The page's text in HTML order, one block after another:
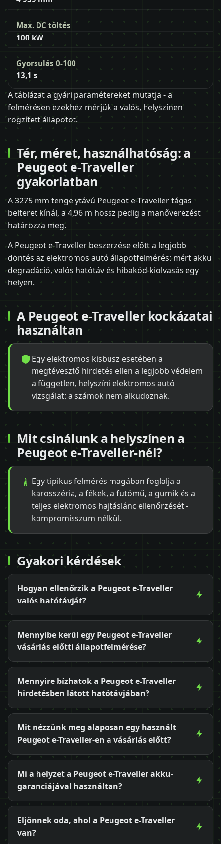
Max. DC töltés
100 kW
Gyorsulás 0-100
13,1 s
A táblázat a gyári paramétereket mutatja - a
felmérésen ezekhez mérjük a valós, helyszínen
rögzített állapotot.
Tér, méret, használhatóság: a
Peugeot e-Traveller
gyakorlatban
A 3275 mm tengelytávú Peugeot e-Traveller tágas
belteret kínál, a 4,96 m hossz pedig a manőverezést
határozza meg.
A Peugeot e-Traveller beszerzése előtt a legjobb
döntés az elektromos autó állapotfelmérés: mért akku
degradáció, valós hatótáv és hibakód-kiolvasás egy
helyen.
A Peugeot e-Traveller kockázatai
használtan
Egy elektromos kisbusz esetében a
megtévesztő hirdetés ellen a legjobb védelem
a független, helyszíni elektromos autó
vizsgálat: a számok nem alkudoznak.
Mit csinálunk a helyszínen a
Peugeot e-Traveller-nél?
Egy tipikus felmérés magában foglalja a
karosszéria, a fékek, a futómű, a gumik és a
teljes elektromos hajtáslánc ellenőrzését -
kompromisszum nélkül.
Gyakori kérdések
Hogyan ellenőrzik a Peugeot e-Traveller
valós hatótávját?
Mennyibe kerül egy Peugeot e-Traveller
vásárlás előtti állapotfelmérése?
Mennyire bízhatok a Peugeot e-Traveller
hirdetésben látott hatótávjában?
Mit nézzünk meg alaposan egy használt
Peugeot e-Traveller-en a vásárlás előtt?
Mi a helyzet a Peugeot e-Traveller akku-
garanciájával használtan?
Eljönnek oda, ahol a Peugeot e-Traveller
van?